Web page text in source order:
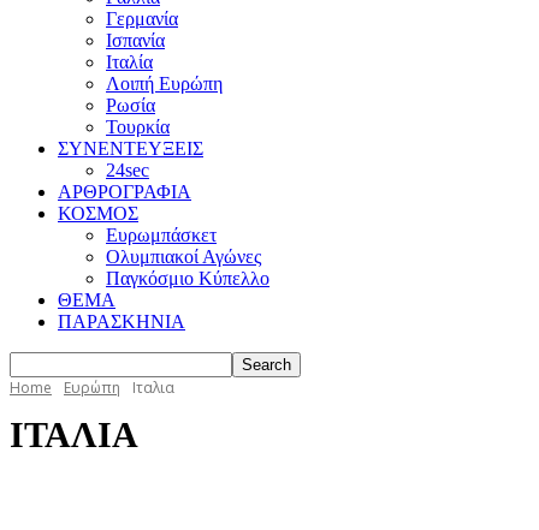
Γερμανία
Ισπανία
Ιταλία
Λοιπή Ευρώπη
Ρωσία
Τουρκία
ΣΥΝΕΝΤΕΥΞΕΙΣ
24sec
ΑΡΘΡΟΓΡΑΦΙΑ
ΚΟΣΜΟΣ
Ευρωμπάσκετ
Ολυμπιακοί Αγώνες
Παγκόσμιο Κύπελλο
ΘΕΜΑ
ΠΑΡΑΣΚΗΝΙΑ
Home Ευρώπη Ιταλια
ΙΤΑΛΙΑ